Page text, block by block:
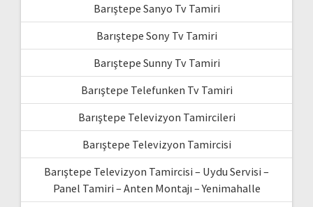
Barıştepe Sanyo Tv Tamiri
Barıştepe Sony Tv Tamiri
Barıştepe Sunny Tv Tamiri
Barıştepe Telefunken Tv Tamiri
Barıştepe Televizyon Tamircileri
Barıştepe Televizyon Tamircisi
Barıştepe Televizyon Tamircisi – Uydu Servisi –
Panel Tamiri – Anten Montajı – Yenimahalle